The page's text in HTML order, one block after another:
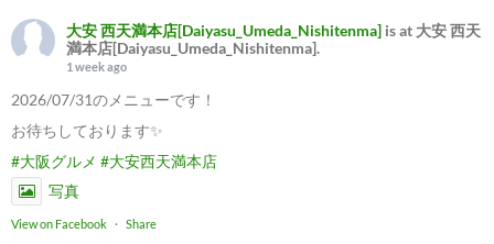
大安 西天満本店[Daiyasu_Umeda_Nishitenma] is at 大安 西天
満本店[Daiyasu_Umeda_Nishitenma].
1 week ago
2026/07/31のメニューです！
お待ちしております✨
#大阪グルメ #大安西天満本店
写真
View on Facebook · Share